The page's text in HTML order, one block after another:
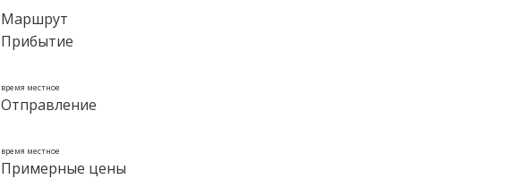
Маршрут
Прибытие
время местное
Отправление
время местное
Примерные цены